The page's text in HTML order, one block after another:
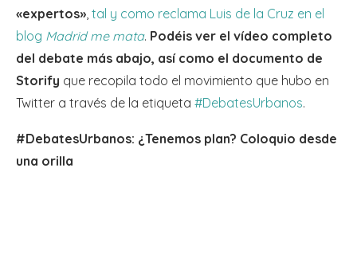
«expertos» tal y como reclama Luis de la Cruz en el
blog Madrid me mata. Podéis ver el vídeo completo
del debate más abajo, así como el documento de
Storify que recopila todo el movimiento que hubo en
Twitter a través de la etiqueta #DebatesUrbanos.
#DebatesUrbanos: ¿Tenemos plan? Coloquio desde
una orilla